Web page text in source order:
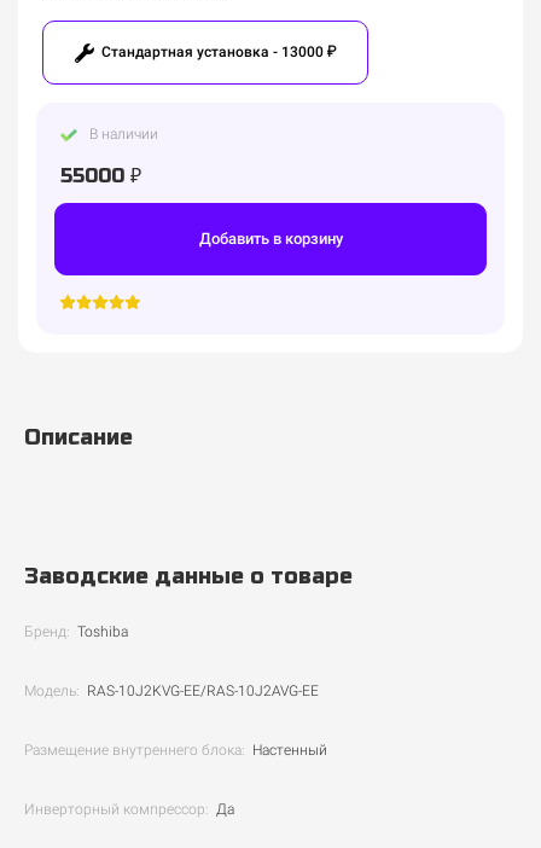
Стандартная установка - 13000 ₽
В наличии
55000 ₽
Добавить в корзину
Описание
Заводские данные о товаре
Бренд: Toshiba
Модель: RAS-10J2KVG-EE/RAS-10J2AVG-EE
Размещение внутреннего блока: Настенный
Инверторный компрессор: Да